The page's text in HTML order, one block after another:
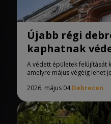
Újabb régi
kaphatnak
A védett épületek felújítását
amelyre május végéig lehet
2026. május 04.Debrecen